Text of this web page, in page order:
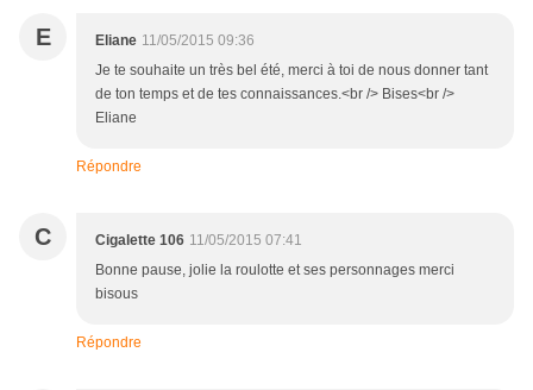
E Eliane 11/05/2015 09:36
Je te souhaite un très bel été, merci à toi de nous donner tant
de ton temps et de tes connaissances.<br /> Bises<br />
Eliane
Répondre
C Cigalette 106 11/05/2015 07:41
Bonne pause, jolie la roulotte et ses personnages merci
bisous
Répondre